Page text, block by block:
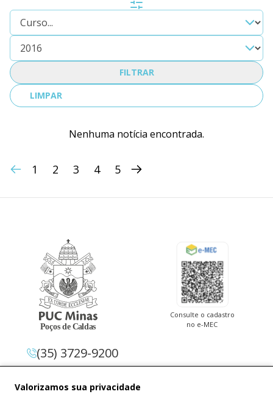
FILTRAR
LIMPAR
Nenhuma notícia encontrada.
1 2 3 4 5
Valorizamos sua privacidade
Consulte o cadastro
no e-MEC
(35) 3729-9200